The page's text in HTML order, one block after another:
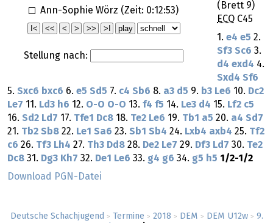
Deutsche Schachjugend > Termine > 2018 > DEM > DEM U12w > 9.
Ann-Sophie Wörz (Zeit: 0:12:53)
Stellung nach:
(Brett 9)
ECO C45
1. e4 e5 2.
Sf3 Sc6 3.
d4 exd4 4.
Sxd4 Sf6
5. Sxc6 bxc6 6. e5 Sd5 7. c4 Sb6 8. a3 d5 9. b3 Le6 10. Dc2
Le7 11. Ld3 h6 12. O-O O-O 13. f4 f5 14. Le3 d4 15. Lf2 c5
16. Sd2 Ld7 17. Tfe1 Dc8 18. Te2 Le6 19. Tb1 a5 20. a4 Sd7
21. Tb2 Sb8 22. Le1 Sa6 23. Sb1 Sb4 24. Lxb4 axb4 25. Tf2
c6 26. Tf3 Lh4 27. Th3 Dd8 28. De2 Le7 29. Df3 Ld7 30. Te2
Dc8 31. Dg3 Kh7 32. De1 Le6 33. g4 g6 34. g5 h5 1/2-1/2
Download PGN-Datei